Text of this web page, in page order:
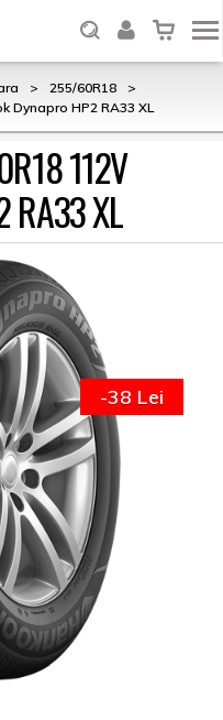
> 255/60R18
>
Dynapro HP2 RA33 XL
112V
RA33 XL
-38 Lei